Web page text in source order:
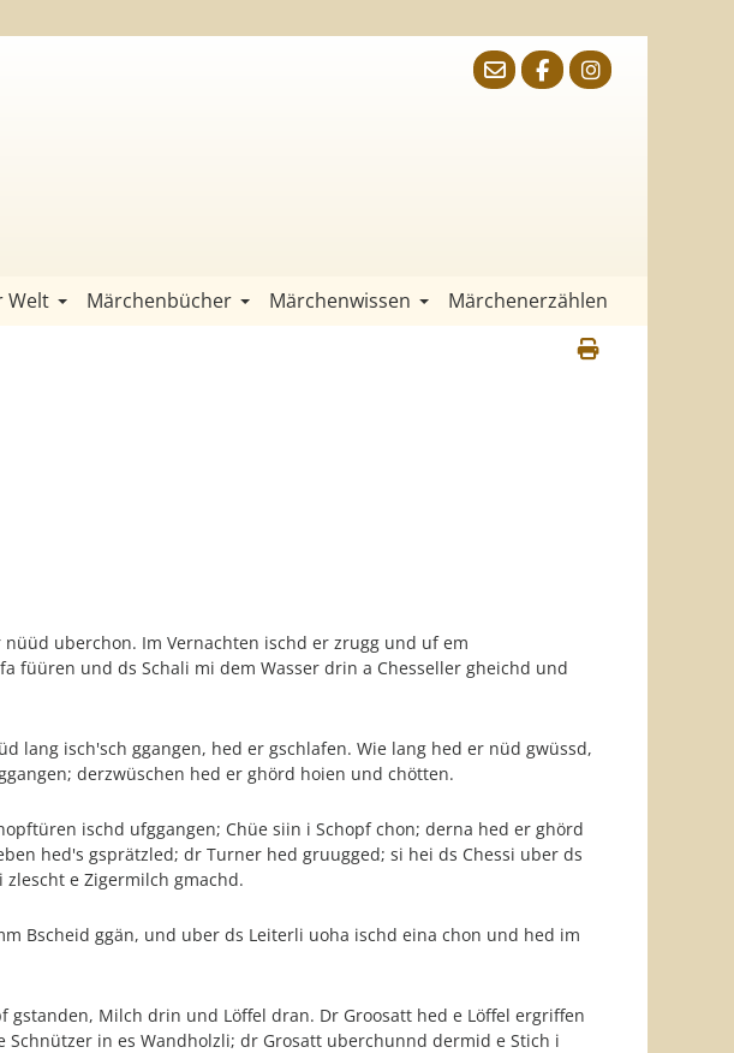
Welt Märchenbücher Märchenwissen Märchenerzählen
nüüd uberchon. Im Vernachten ischd er zrugg und uf em
füüren und ds Schali mi dem Wasser drin a Chesseller gheichd und
lang isch'sch ggangen, hed er gschlafen. Wie lang hed er nüd gwüssd,
derzwüschen hed er ghörd hoien und chötten.
ischd ufggangen; Chüe siin i Schopf chon; derna hed er ghörd
hed's gsprätzled; dr Turner hed gruugged; si hei ds Chessi uber ds
e Zigermilch gmachd.
Bscheid ggän, und uber ds Leiterli uoha ischd eina chon und hed im
gstanden, Milch drin und Löffel dran. Dr Groosatt hed e Löffel ergriffen
in es Wandholzli; dr Grosatt uberchunnd dermid e Stich i